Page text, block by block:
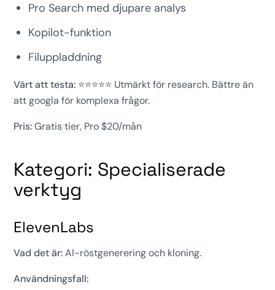
Pro Search med djupare analys
Kopilot-funktion
Filuppladdning
Värt att testa: ⭐⭐⭐⭐⭐ Utmärkt för research. Bättre än
att googla för komplexa frågor.
Pris:Gratis tier, Pro $20/mån
Kategori: Specialiserade
verktyg
ElevenLabs
Vad det är:AI-röstgenerering och kloning.
Användningsfall: